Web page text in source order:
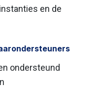
en de
ondersteund